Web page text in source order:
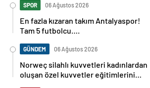
SPOR 06 Ağustos 2026
En fazla kızaran takım Antalyaspor!
Tam 5 futbolcu….
GÜNDEM 06 Ağustos 2026
Norweç silahlı kuvvetleri kadınlardan
oluşan özel kuvvetler eğitimlerini